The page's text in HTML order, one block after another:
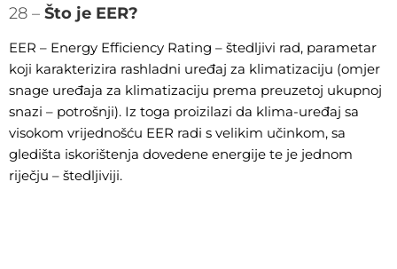
28 – Što je EER?
EER – Energy Efficiency Rating – štedljivi rad, parametar
koji karakterizira rashladni uređaj za klimatizaciju (omjer
snage uređaja za klimatizaciju prema preuzetoj ukupnoj
snazi – potrošnji). Iz toga proizilazi da klima-uređaj sa
visokom vrijednošću EER radi s velikim učinkom, sa
gledišta iskorištenja dovedene energije te je jednom
riječju – štedljiviji.